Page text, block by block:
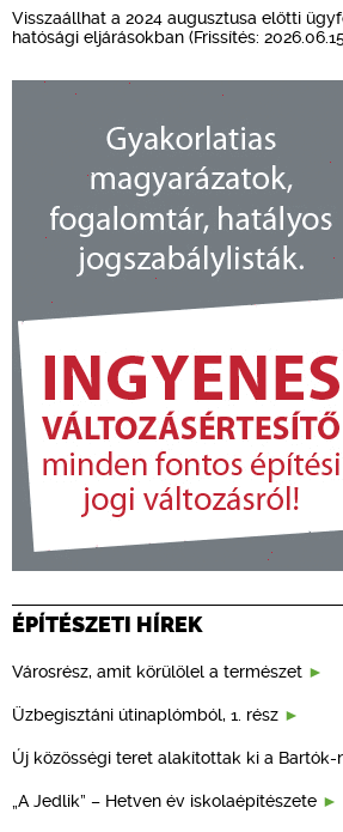
Visszaállhat a 2024 augusztusa előtti
hatósági eljárásokban (Frissítés:
ÉPÍTÉSZETI HÍREK
Városrész, amit körülölel a természet
Üzbegisztáni útinaplómból, 1. rész
Új közösségi teret alakítottak ki a Bartók-
„A Jedlik” – Hetven év iskolaépítészete